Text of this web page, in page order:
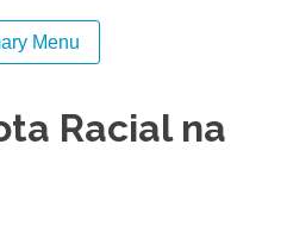
Menu
Racial na